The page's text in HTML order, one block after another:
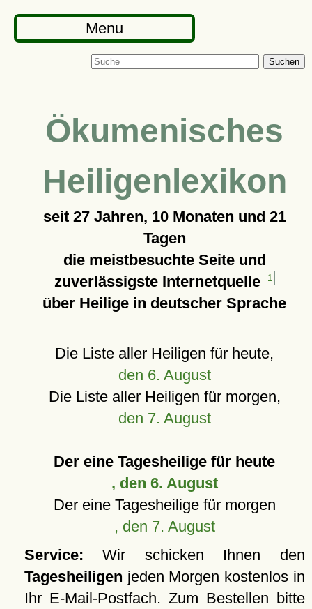
Menu
Suchen
Ökumenisches
Heiligenlexikon
seit 27 Jahren, 10 Monaten und 21
Tagen
die meistbesuchte Seite und
zuverlässigste Internetquelle
1
über Heilige in deutscher Sprache
Die Liste aller Heiligen für heute,
den 6. August
Die Liste aller Heiligen für morgen,
den 7. August
Der eine Tagesheilige für heute
, den 6. August
Der eine Tagesheilige für morgen
, den 7. August
Service: Wir schicken Ihnen den
Tagesheiligen jeden Morgen kostenlos in
Ihr E-Mail-Postfach. Zum Bestellen bitte